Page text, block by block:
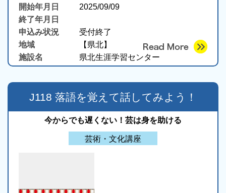
開始年月日
2025/09/09
終了年月日
申込み状況
受付終了
地域
【県北】
施設名
県北生涯学習センター
J118 落語を覚えて話してみよう！
今からでも遅くない！芸は身を助ける
芸術・文化講座